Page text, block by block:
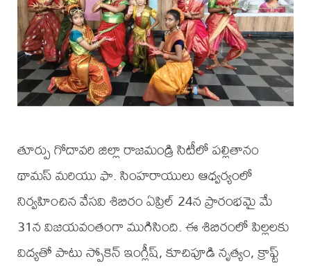
తూర్పు గోదావరి జిల్లా రాజమండ్రి సిటీలో పల్లితానం
థామస్ మరియు ఫా. సింహరాయులు ఆధ్వర్యంలో
నిర్వహించిన వేసవి శిబిరం ఏప్రిల్ 24న ప్రారంభమై మే
31న విజయవంతంగా ముగిసింది. ఈ శిబిరంలో పిల్లలకు
విద్యతో పాటు స్పోకెన్ ఇంగ్లీష్, కూచిపూడి నృత్యం, క్రాఫ్ట్